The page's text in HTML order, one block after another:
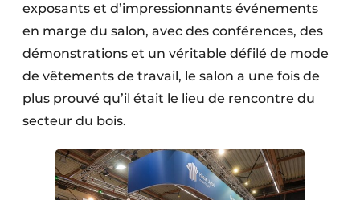
Video’s
exposants et d’impressionnants événements
en marge du salon, avec des conférences, des
démonstrations et un véritable défilé de mode
de vêtements de travail, le salon a une fois de
plus prouvé qu’il était le lieu de rencontre du
secteur du bois.